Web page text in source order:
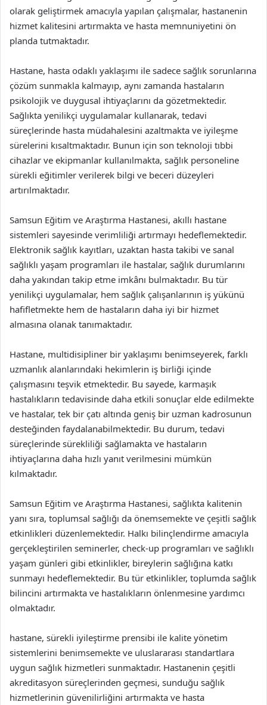
olarak geliştirmek amacıyla yapılan çalışmalar, hastanenin
hizmet kalitesini artırmakta ve hasta memnuniyetini ön
planda tutmaktadır.
Hastane, hasta odaklı yaklaşımı ile sadece sağlık sorunlarına
çözüm sunmakla kalmayıp, aynı zamanda hastaların
psikolojik ve duygusal ihtiyaçlarını da gözetmektedir.
Sağlıkta yenilikçi uygulamalar kullanarak, tedavi
süreçlerinde hasta müdahalesini azaltmakta ve iyileşme
sürelerini kısaltmaktadır. Bunun için son teknoloji tıbbi
cihazlar ve ekipmanlar kullanılmakta, sağlık personeline
sürekli eğitimler verilerek bilgi ve beceri düzeyleri
artırılmaktadır.
Samsun Eğitim ve Araştırma Hastanesi, akıllı hastane
sistemleri sayesinde verimliliği artırmayı hedeflemektedir.
Elektronik sağlık kayıtları, uzaktan hasta takibi ve sanal
sağlıklı yaşam programları ile hastalar, sağlık durumlarını
daha yakından takip etme imkânı bulmaktadır. Bu tür
yenilikçi uygulamalar, hem sağlık çalışanlarının iş yükünü
hafifletmekte hem de hastaların daha iyi bir hizmet
almasına olanak tanımaktadır.
Hastane, multidisipliner bir yaklaşımı benimseyerek, farklı
uzmanlık alanlarındaki hekimlerin iş birliği içinde
çalışmasını teşvik etmektedir. Bu sayede, karmaşık
hastalıkların tedavisinde daha etkili sonuçlar elde edilmekte
ve hastalar, tek bir çatı altında geniş bir uzman kadrosunun
desteğinden faydalanabilmektedir. Bu durum, tedavi
süreçlerinde sürekliliği sağlamakta ve hastaların
ihtiyaçlarına daha hızlı yanıt verilmesini mümkün
kılmaktadır.
Samsun Eğitim ve Araştırma Hastanesi, sağlıkta kalitenin
yanı sıra, toplumsal sağlığı da önemsemekte ve çeşitli sağlık
etkinlikleri düzenlemektedir. Halkı bilinçlendirme amacıyla
gerçekleştirilen seminerler, check-up programları ve sağlıklı
yaşam günleri gibi etkinlikler, bireylerin sağlığına katkı
sunmayı hedeflemektedir. Bu tür etkinlikler, toplumda sağlık
bilincini artırmakta ve hastalıkların önlenmesine yardımcı
olmaktadır.
hastane, sürekli iyileştirme prensibi ile kalite yönetim
sistemlerini benimsemekte ve uluslararası standartlara
uygun sağlık hizmetleri sunmaktadır. Hastanenin çeşitli
akreditasyon süreçlerinden geçmesi, sunduğu sağlık
hizmetlerinin güvenilirliğini artırmakta ve hasta